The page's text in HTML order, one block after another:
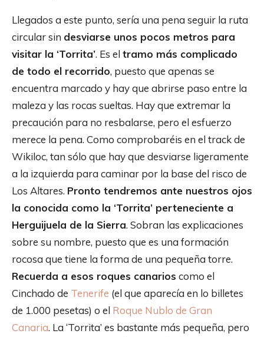
Llegados a este punto, sería una pena seguir la ruta
circular sin desviarse unos pocos metros para
visitar la ‘Torrita’. Es eltramo más complicado
de todo el recorrido, puesto que apenas se
encuentra marcado y hay que abrirse paso entre la
maleza y las rocas sueltas. Hay que extremar la
precaución para no resbalarse, pero el esfuerzo
merece la pena. Como comprobaréis en el track de
Wikiloc, tan sólo que hay que desviarse ligeramente
a la izquierda para caminar por la base del risco de
Los Altares. Pronto tendremos ante nuestros ojos
la conocida como la ‘Torrita’ perteneciente a
Herguijuela de la Sierra. Sobran las explicaciones
sobre su nombre, puesto que es una formación
rocosa que tiene la forma de una pequeña torre.
Recuerda a esos roques canarios como el
Cinchado de Tenerife (el que aparecía en lo billetes
de 1.000 pesetas) o el Roque Nublo de Gran
Canaria. La ‘Torrita’ es bastante más pequeña, pero